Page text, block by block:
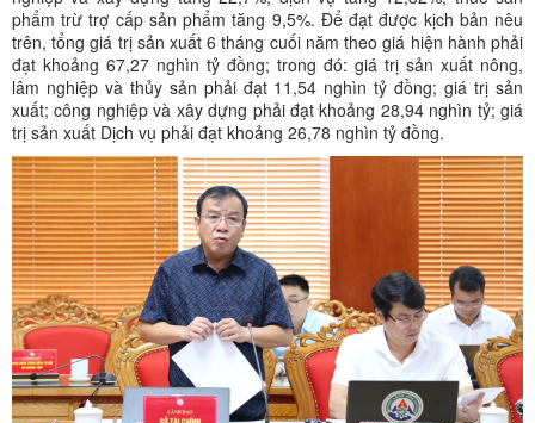
phẩm trừ trợ cấp sản phẩm tăng 9,5%. Để đạt được kịch bản nêu
trên, tổng giá trị sản xuất 6 tháng cuối năm theo giá hiện hành phải
đạt khoảng 67,27 nghìn tỷ đồng; trong đó: giá trị sản xuất nông,
lâm nghiệp và thủy sản phải đạt 11,54 nghìn tỷ đồng; giá trị sản
xuất; công nghiệp và xây dựng phải đạt khoảng 28,94 nghìn tỷ; giá
trị sản xuất Dịch vụ phải đạt khoảng 26,78 nghìn tỷ đồng.